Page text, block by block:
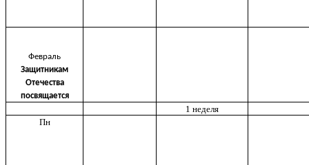
Февраль
Защитникам
Отечества
посвящается
1 неделя
Пн